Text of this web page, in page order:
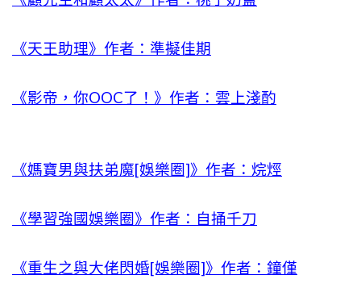
《天王助理》作者：準擬佳期
《影帝，你OOC了！》作者：雲上淺酌
《媽寶男與扶弟魔[娛樂圈]》作者：烷烴
《學習強國娛樂圈》作者：自捅千刀
《重生之與大佬閃婚[娛樂圈]》作者：鐘僅